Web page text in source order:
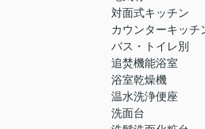
対面式キッチン
カウンターキッチ
バス・トイレ別
追焚機能浴室
浴室乾燥機
温水洗浄便座
洗面台